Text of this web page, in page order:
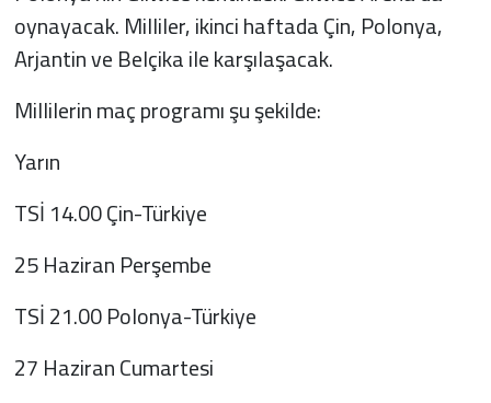
oynayacak. Milliler, ikinci haftada Çin, Polonya,
Arjantin ve Belçika ile karşılaşacak.
Millilerin maç programı şu şekilde:
Yarın
TSİ 14.00 Çin-Türkiye
25 Haziran Perşembe
TSİ 21.00 Polonya-Türkiye
27 Haziran Cumartesi